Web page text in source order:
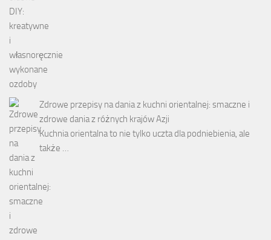
Zdrowe przepisy na dania z kuchni orientalnej: smaczne i
zdrowe dania z różnych krajów Azji
Kuchnia orientalna to nie tylko uczta dla podniebienia, ale
także …